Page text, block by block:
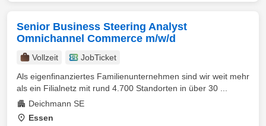
Senior Business Steering Analyst
Omnichannel Commerce m/w/d
Vollzeit
JobTicket
Als eigenfinanziertes Familienunternehmen sind wir weit mehr
als ein Filialnetz mit rund 4.700 Standorten in über 30 ...
Deichmann SE
Essen